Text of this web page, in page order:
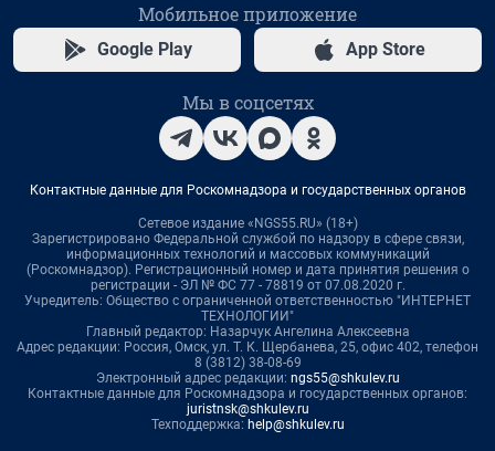
Мобильное приложение
Google Play App Store
Мы в соцсетях
Контактные данные для Роскомнадзора и государственных органов
Сетевое издание «NGS55.RU» (18+)
Зарегистрировано Федеральной службой по надзору в сфере связи,
информационных технологий и массовых коммуникаций
(Роскомнадзор). Регистрационный номер и дата принятия решения о
регистрации - ЭЛ № ФС 77 - 78819 от 07.08.2020 г.
Учредитель: Общество с ограниченной ответственностью "ИНТЕРНЕТ
ТЕХНОЛОГИИ"
Главный редактор: Назарчук Ангелина Алексеевна
Адрес редакции: Россия, Омск, ул. Т. К. Щербанева, 25, офис 402, телефон
8 (3812) 38-08-69
Электронный адрес редакции: ngs55@shkulev.ru
Контактные данные для Роскомнадзора и государственных органов:
juristnsk@shkulev.ru
Техподдержка: help@shkulev.ru